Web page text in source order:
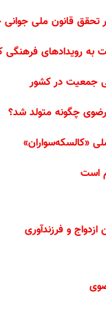
قانون ملی
چگونه متولد شد؟
«کالسکه‌سواران»
است
و فرزندآوری